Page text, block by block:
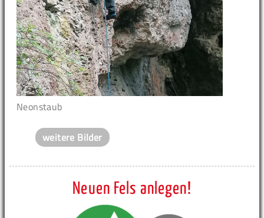
Neonstaub
weitere Bilder
Neuen Fels anlegen!